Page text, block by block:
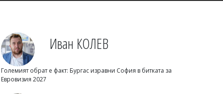
Иван КОЛЕВ
Големият обрат е факт: Бургас изравни София в битката за
Евровизия 2027